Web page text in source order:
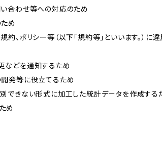
い合わせ等への対応のため
め
約、ポリシー等（以下「規約等」といいます。）に
などを通知するため
開発等に役立てるため
別できない形式に加工した統計データを作成する
め